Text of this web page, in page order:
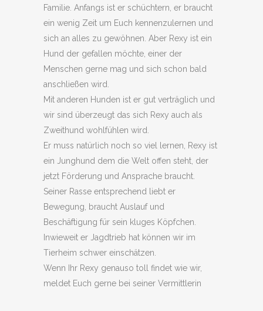
Familie. Anfangs ist er schüchtern, er braucht
ein wenig Zeit um Euch kennenzulernen und
sich an alles zu gewöhnen. Aber Rexy ist ein
Hund der gefallen möchte, einer der
Menschen gerne mag und sich schon bald
anschließen wird.
Mit anderen Hunden ist er gut verträglich und
wir sind überzeugt das sich Rexy auch als
Zweithund wohlfühlen wird.
Er muss natürlich noch so viel lernen, Rexy ist
ein Junghund dem die Welt offen steht, der
jetzt Förderung und Ansprache braucht.
Seiner Rasse entsprechend liebt er
Bewegung, braucht Auslauf und
Beschäftigung für sein kluges Köpfchen.
Inwieweit er Jagdtrieb hat können wir im
Tierheim schwer einschätzen.
Wenn Ihr Rexy genauso toll findet wie wir,
meldet Euch gerne bei seiner Vermittlerin